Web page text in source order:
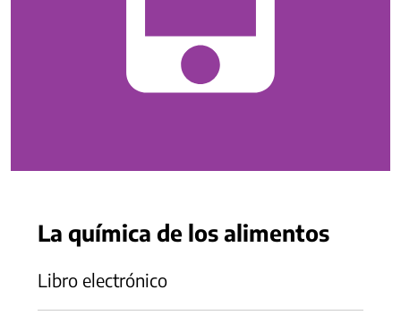
La química de los alimentos
Libro electrónico